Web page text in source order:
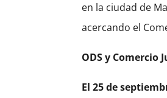
en la ciudad de
acercando el
ODS y Comercio
El 25 de